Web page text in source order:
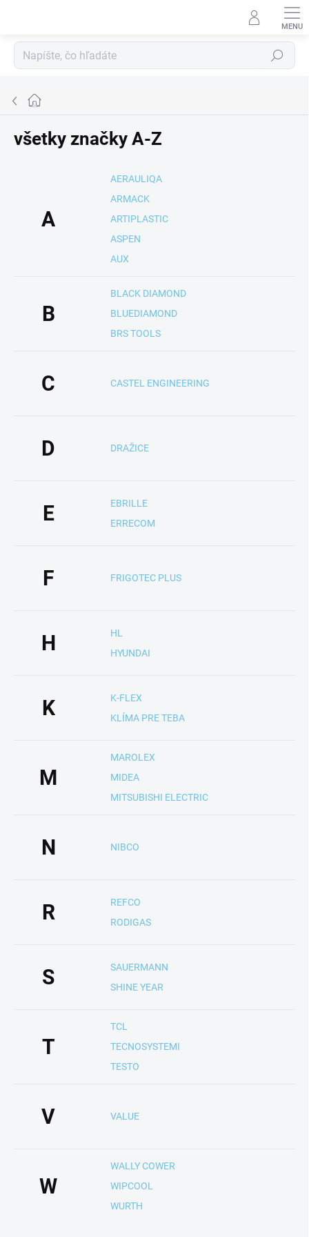
Hľadať
Domov
všetky značky A-Z
A
AERAULIQA
ARMACK
ARTIPLASTIC
ASPEN
AUX
B
BLACK DIAMOND
BLUEDIAMOND
BRS TOOLS
C CASTEL ENGINEERING
D DRAŽICE
E
EBRILLE
ERRECOM
F FRIGOTEC PLUS
H
HL
HYUNDAI
K
K-FLEX
KLÍMA PRE TEBA
M
MAROLEX
MIDEA
MITSUBISHI ELECTRIC
N NIBCO
R
REFCO
RODIGAS
S
SAUERMANN
SHINE YEAR
T
TCL
TECNOSYSTEMI
TESTO
V VALUE
W
WALLY COWER
WIPCOOL
WURTH